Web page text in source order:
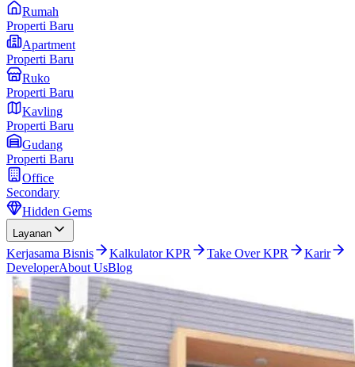
Rumah
Properti Baru
Apartment
Properti Baru
Ruko
Properti Baru
Kavling
Properti Baru
Gudang
Properti Baru
Office
Secondary
Hidden Gems
Layanan
Kerjasama Bisnis Kalkulator KPR Take Over KPR
Karir
DeveloperAbout UsBlog